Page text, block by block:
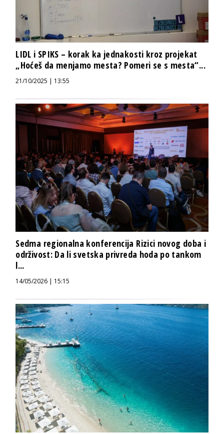
LIDL i SPIKS – korak ka jednakosti kroz projekat
„Hoćeš da menjamo mesta? Pomeri se s mesta“...
21/10/2025 | 13:55
Sedma regionalna konferencija Rizici novog doba i
održivost: Da li svetska privreda hoda po tankom
l...
14/05/2026 | 15:15